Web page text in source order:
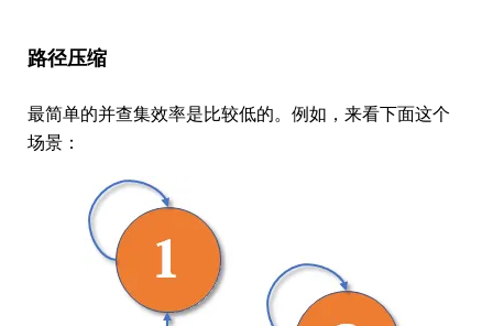
路径压缩
最简单的并查集效率是比较低的。例如，来看下面这个
场景：